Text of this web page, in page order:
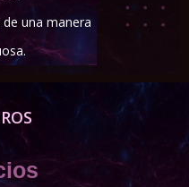
una manera